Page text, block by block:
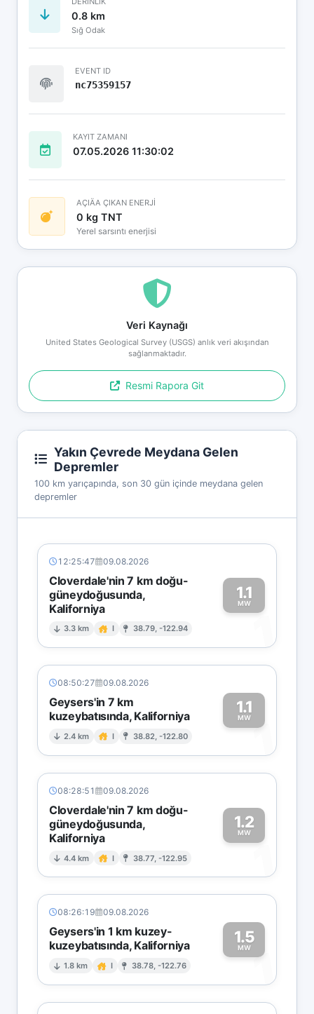
0.8 km
Sığ Odak
EVENT ID
nc75359157
KAYIT ZAMANI
07.05.2026 11:30:02
AÇIÄA ÇIKAN ENERJİ
0 kg TNT
Yerel sarsıntı enerjisi
Veri Kaynağı
United States Geological Survey (USGS) anlık veri akışından
sağlanmaktadır.
Resmi Rapora Git
Yakın Çevrede Meydana Gelen
Depremler
100 km yarıçapında, son 30 gün içinde meydana gelen
depremler
12:25:47 09.08.2026
Cloverdale'nin 7 km doğu-
güneydoğusunda,
Kaliforniya
3.3 km I 38.79, -122.94
1.1
MW
1
08:50:27 09.08.2026
Geysers'in 7 km
kuzeybatısında, Kaliforniya
2.4 km I 38.82, -122.80
1.1
MW1
08:28:51 09.08.2026
Cloverdale'nin 7 km doğu-
güneydoğusunda,
Kaliforniya
4.4 km I 38.77, -122.95
1.2
MW
1
08:26:19 09.08.2026
Geysers'in 1 km kuzey-
kuzeybatısında, Kaliforniya
1.8 km I 38.78, -122.76
1.5
MW1